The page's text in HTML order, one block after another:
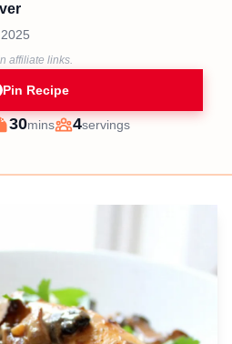
affiliate links.
Pin Recipe
Cook
30minutes
mins
Servings
4servings